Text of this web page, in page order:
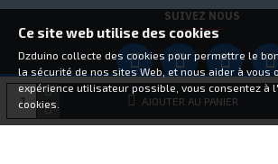
AJOUTER AU PANIER
SUIVEZ NOUS
Copyright © 2021, Dzduino Electronics,
Ce site web utilise des cookies
Dzduino collecte des cookies pour permettre le
la sécurité de nos sites Web, et nous aider à
expérience utilisateur possible, vous consentez à
cookies.